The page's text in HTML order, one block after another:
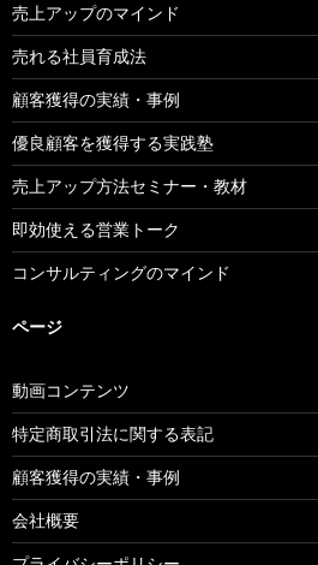
売上アップのマインド
売れる社員育成法
顧客獲得の実績・事例
優良顧客を獲得する実践塾
売上アップ方法セミナー・教材
即効使える営業トーク
コンサルティングのマインド
ページ
動画コンテンツ
特定商取引法に関する表記
顧客獲得の実績・事例
会社概要